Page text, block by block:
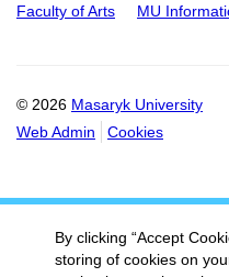
Faculty of Arts MU
© 2026 Masaryk University
Web Admin
Cookies
By clicking “Accept
storing of cookies on